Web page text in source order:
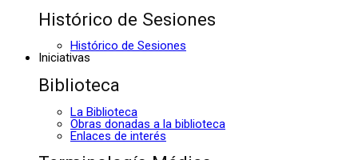
Histórico de Sesiones
Histórico de Sesiones
Iniciativas
Biblioteca
La Biblioteca
Obras donadas a la biblioteca
Enlaces de interés